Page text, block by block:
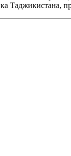
Таджикистана,